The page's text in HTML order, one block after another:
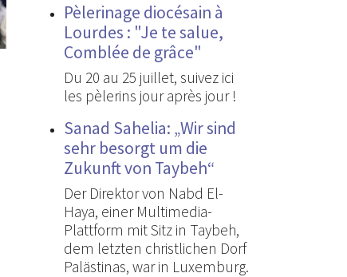
Pèlerinage diocésain à
Lourdes : "Je te salue,
Comblée de grâce"
Du 20 au 25 juillet, suivez ici
les pèlerins jour après jour !
Sanad Sahelia: „Wir sind
sehr besorgt um die
Zukunft von Taybeh“
Der Direktor von Nabd El-
Haya, einer Multimedia-
Plattform mit Sitz in Taybeh,
dem letzten christlichen Dorf
Palästinas, war in Luxemburg.